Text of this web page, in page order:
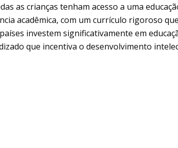
as crianças tenham acesso a uma
acadêmica, com um currículo rigoroso
investem significativamente em
que incentiva o desenvolvimento